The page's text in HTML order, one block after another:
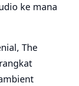
ke mana
The